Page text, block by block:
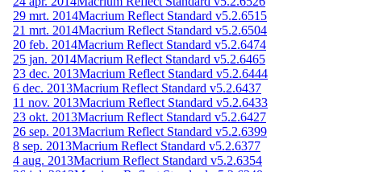
29 mrt. 2014Macrium Reflect Standard v5.2.6515
21 mrt. 2014Macrium Reflect Standard v5.2.6504
20 feb. 2014Macrium Reflect Standard v5.2.6474
25 jan. 2014Macrium Reflect Standard v5.2.6465
23 dec. 2013Macrium Reflect Standard v5.2.6444
6 dec. 2013Macrium Reflect Standard v5.2.6437
11 nov. 2013Macrium Reflect Standard v5.2.6433
23 okt. 2013Macrium Reflect Standard v5.2.6427
26 sep. 2013Macrium Reflect Standard v5.2.6399
8 sep. 2013Macrium Reflect Standard v5.2.6377
4 aug. 2013Macrium Reflect Standard v5.2.6354